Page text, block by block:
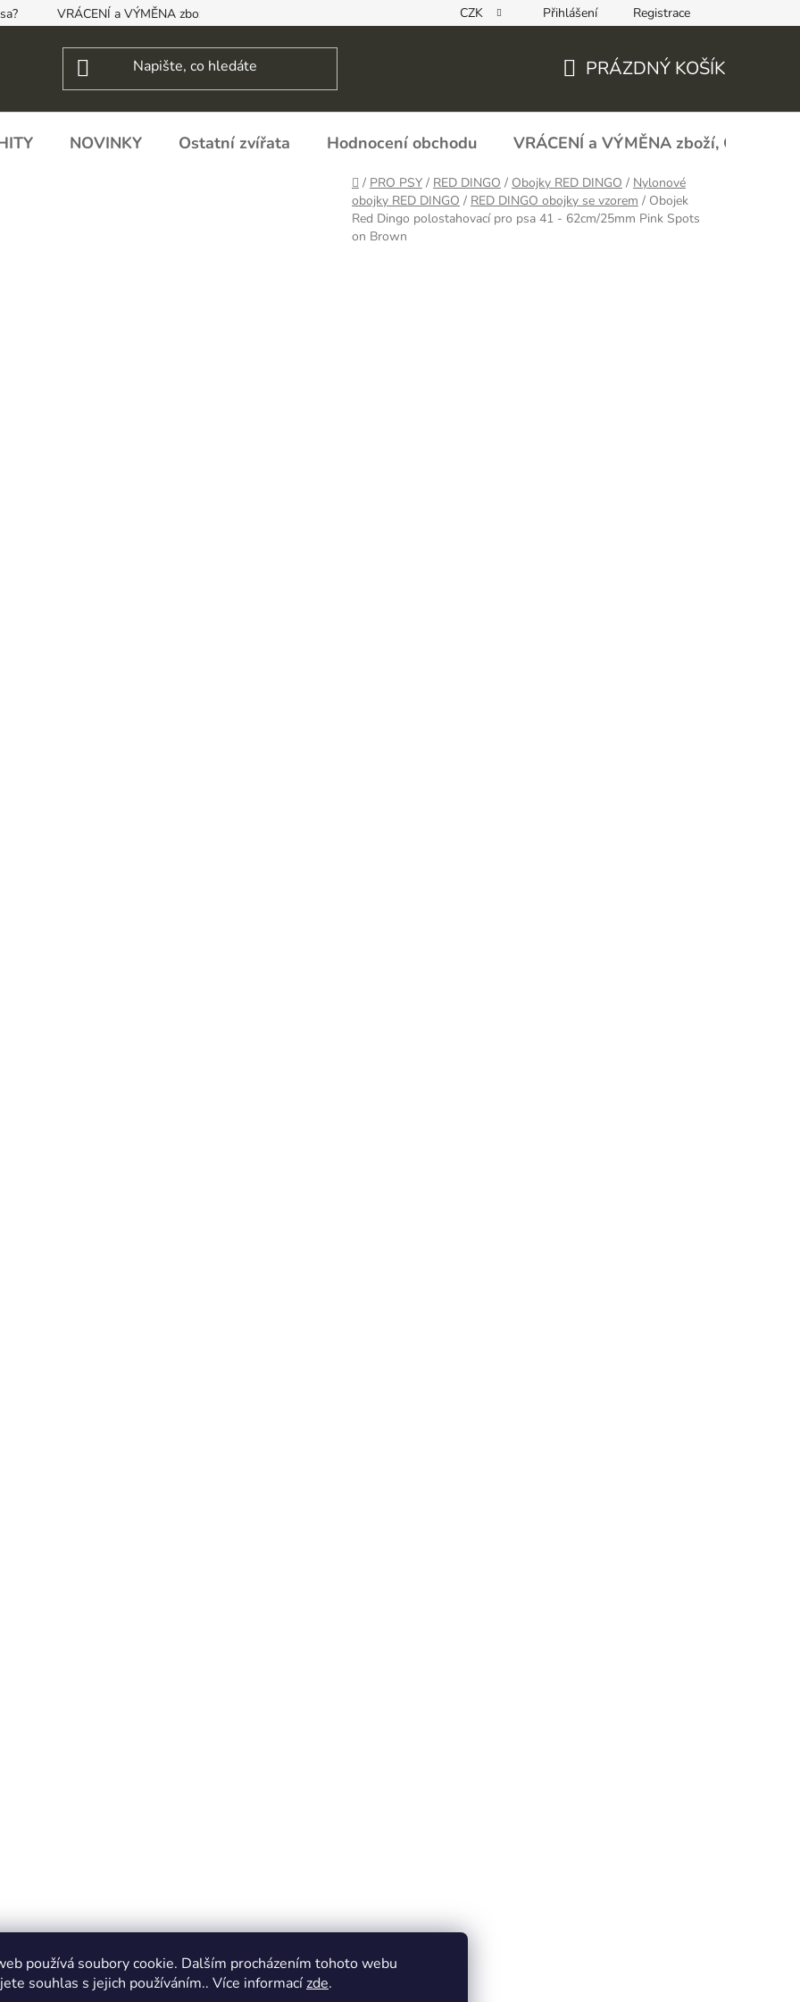
používá soubory cookie. Dalším procházením tohoto webu
souhlas s jejich používáním.. Více informacízde.
VRÁCENÍ a VÝMĚNA zboží, ODSTOUPENÍ OD SMLOUVY REKLAMAČNÍ FORMULÁŘ - zboží s vadou
CZK Přihlášení Registrace
KOŠÍK
PRÁZDNÝ KOŠÍK
NOVINKY Ostatní zvířata Hodnocení obchodu VRÁCENÍ a VÝMĚNA zboží,
Domů
/ PRO PSY / RED DINGO / Obojky RED DINGO / Nylonové
obojky RED DINGO / RED DINGO obojky se vzorem / Obojek
Red Dingo polostahovací pro psa 41 - 62cm/25mm Pink Spots
on Brown